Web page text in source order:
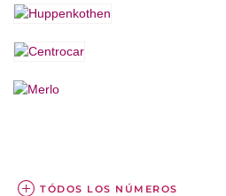
TÓDOS LOS NÚMEROS